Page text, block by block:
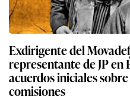
Exdirigente del
representante de JP
acuerdos iniciales
comisiones